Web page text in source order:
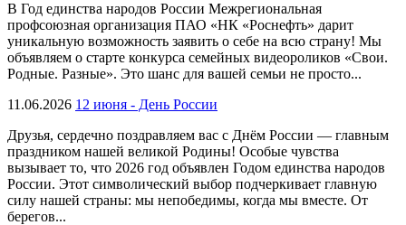
В Год единства народов России Межрегиональная
профсоюзная организация ПАО «НК «Роснефть» дарит
уникальную возможность заявить о себе на всю страну! Мы
объявляем о старте конкурса семейных видеороликов «Свои.
Родные. Разные». Это шанс для вашей семьи не просто...
11.06.2026 12 июня - День России
Друзья, сердечно поздравляем вас с Днём России — главным
праздником нашей великой Родины! Особые чувства
вызывает то, что 2026 год объявлен Годом единства народов
России. Этот символический выбор подчеркивает главную
силу нашей страны: мы непобедимы, когда мы вместе. От
берегов...